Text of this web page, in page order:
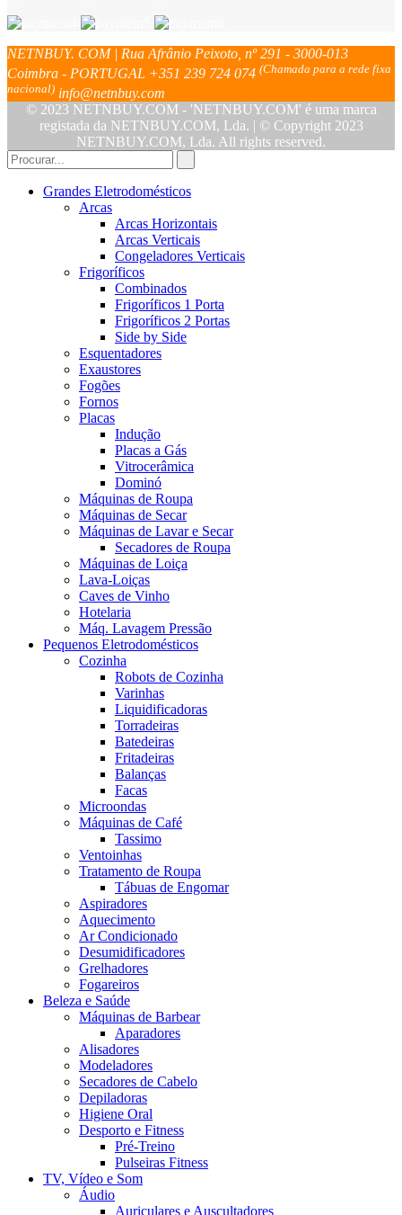
NETNBUY. COM | Rua Afrânio Peixoto, nº 291 - 3000-013
Coimbra - PORTUGAL +351 239 724 074 (Chamada para a rede fixa
nacional) info@netnbuy.com
© 2023 NETNBUY.COM - 'NETNBUY.COM' é uma marca
registada da NETNBUY.COM, Lda. | © Copyright 2023
NETNBUY.COM, Lda. All rights reserved.
Grandes Eletrodomésticos
Arcas
Arcas Horizontais
Arcas Verticais
Congeladores Verticais
Frigoríficos
Combinados
Frigoríficos 1 Porta
Frigoríficos 2 Portas
Side by Side
Esquentadores
Exaustores
Fogões
Fornos
Placas
Indução
Placas a Gás
Vitrocerâmica
Dominó
Máquinas de Roupa
Máquinas de Secar
Máquinas de Lavar e Secar
Secadores de Roupa
Máquinas de Loiça
Lava-Loiças
Caves de Vinho
Hotelaria
Máq. Lavagem Pressão
Pequenos Eletrodomésticos
Cozinha
Robots de Cozinha
Varinhas
Liquidificadoras
Torradeiras
Batedeiras
Fritadeiras
Balanças
Facas
Microondas
Máquinas de Café
Tassimo
Ventoinhas
Tratamento de Roupa
Tábuas de Engomar
Aspiradores
Aquecimento
Ar Condicionado
Desumidificadores
Grelhadores
Fogareiros
Beleza e Saúde
Máquinas de Barbear
Aparadores
Alisadores
Modeladores
Secadores de Cabelo
Depiladoras
Higiene Oral
Desporto e Fitness
Pré-Treino
Pulseiras Fitness
TV, Vídeo e Som
Áudio
Auriculares e Auscultadores